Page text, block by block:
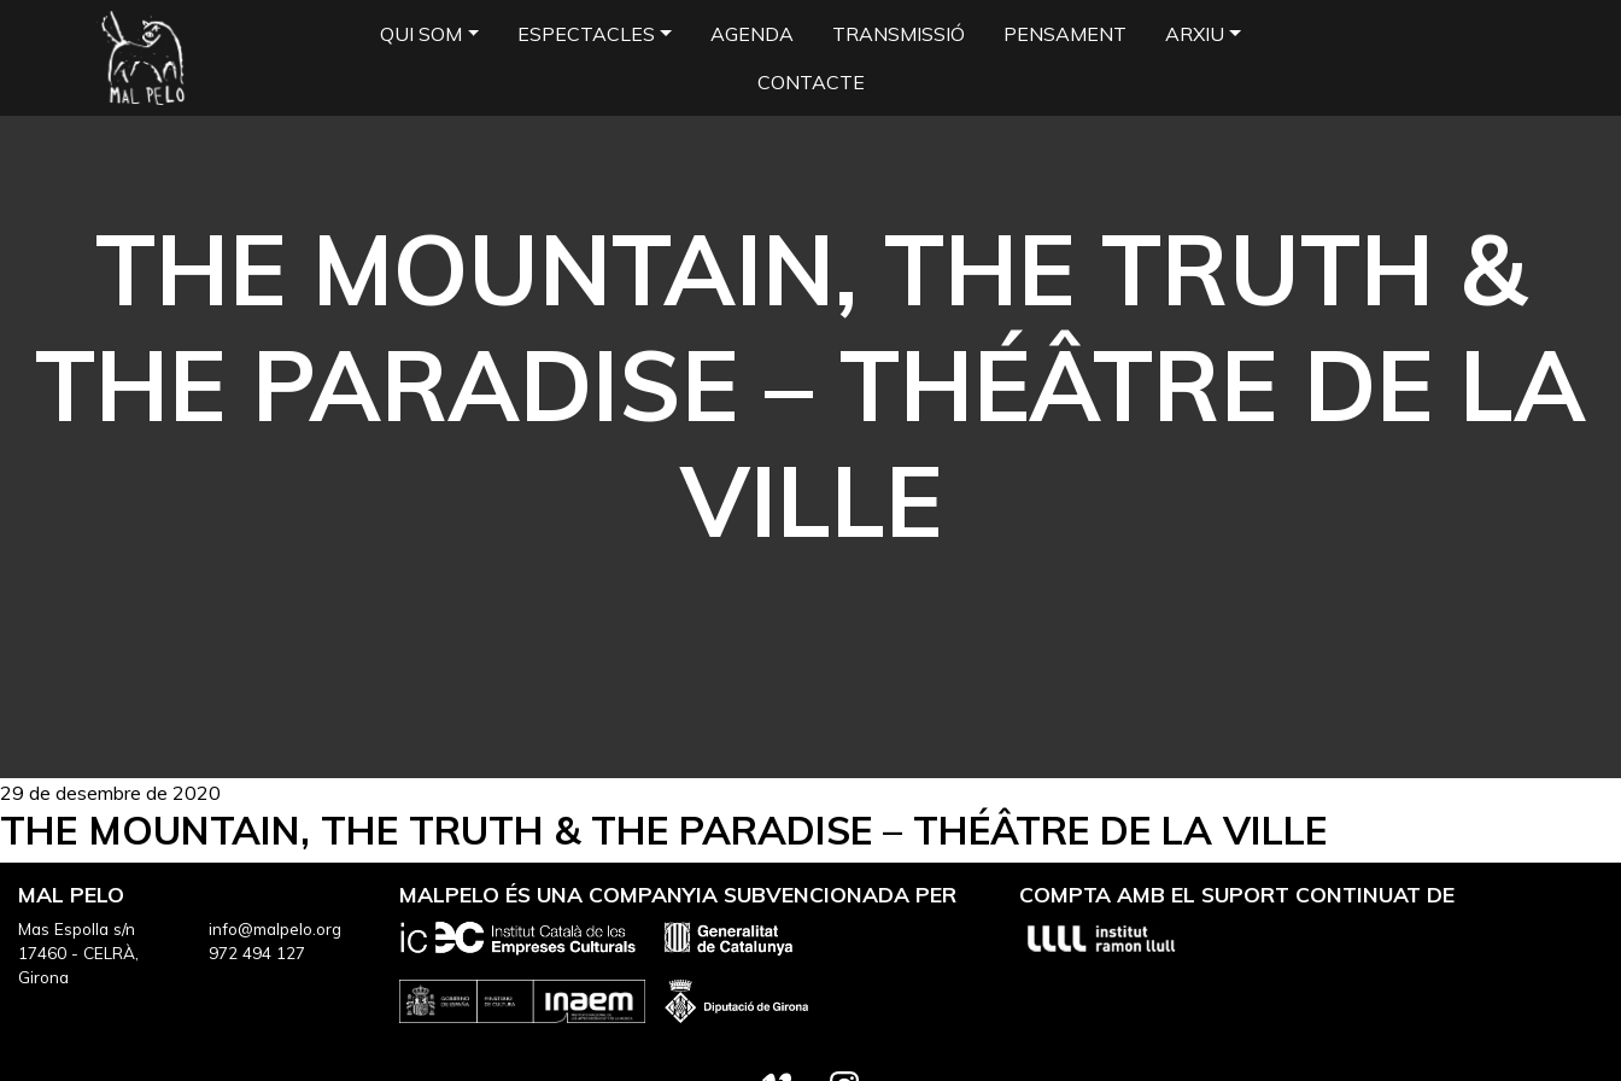
QUI SOM ESPECTACLES AGENDA TRANSMISSIÓ PENSAMENT
ARXIU
CONTACTE
THE MOUNTAIN, THE TRUTH &
THE PARADISE – THÉÂTRE DE LA
VILLE
29 de desembre de 2020
THE MOUNTAIN, THE TRUTH & THE PARADISE – THÉÂTRE DE LA VILLE
MAL PELO
Mas Espolla s/n
17460 - CELRÀ,
Girona
info@malpelo.org
972 494 127
MALPELO ÉS UNA COMPANYIA SUBVENCIONADA PER COMPTA AMB EL SUPORT CONTINUAT DE